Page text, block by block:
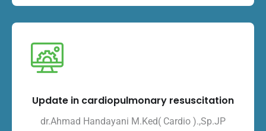
Update in cardiopulmonary resuscitation
dr.Ahmad Handayani M.Ked( Cardio ).,Sp.JP